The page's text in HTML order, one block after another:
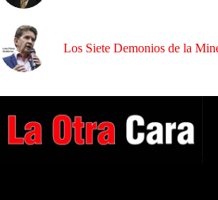
Los Siete Demonios de la